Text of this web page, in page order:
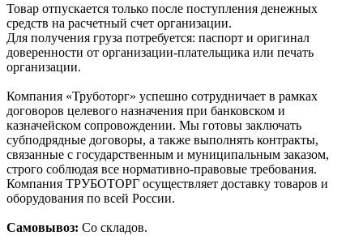
Товар отпускается только после поступления денежных
средств на расчетный счет организации.
Для получения груза потребуется: паспорт и оригинал
доверенности от организации-плательщика или печать
организации.
Компания «Труботорг» успешно сотрудничает в рамках
договоров целевого назначения при банковском и
казначейском сопровождении. Мы готовы заключать
субподрядные договоры, а также выполнять контракты,
связанные с государственным и муниципальным заказом,
строго соблюдая все нормативно-правовые требования.
Компания ТРУБОТОРГ осуществляет доставку товаров и
оборудования по всей России.
Самовывоз: Со складов.